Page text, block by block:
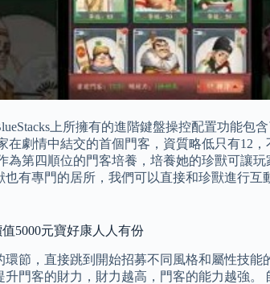
上所擁有的進階鍵盤操控配置功能
劇情中結交的首個門客，資質略低只有12
第四順位的門客培養，培養她的珍獸可讓
有專門的居所，我們可以直接和珍獸進行
5000元寶好康人人有份
節，直接跳到開始招募不同風格和屬性技
門客的財力，財力越高，門客的能力越強